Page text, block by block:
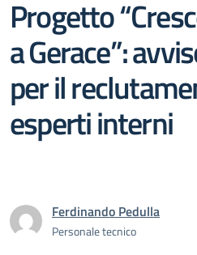
Progetto
a Gerace”:
per il
esperti interni
Ferdinando Pedulla
Personale tecnico